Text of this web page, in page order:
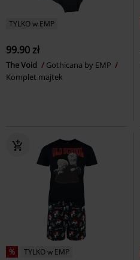
TYLKO w EMP
99.90 zł
The Void
Gothicana by EMP
Komplet majtek
% TYLKO w EMP